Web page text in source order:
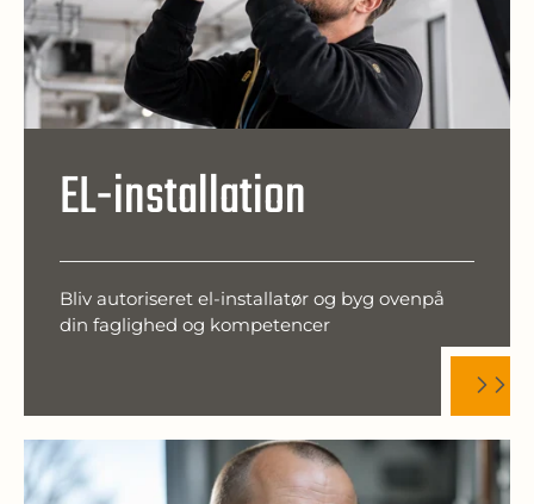
EL-installation
Bliv autoriseret el-installatør og byg ovenpå
din faglighed og kompetencer